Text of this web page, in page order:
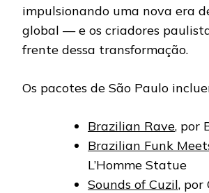
impulsionando uma nova era
global — e os criadores
frente dessa transformação.
Os pacotes de São Paulo
Brazilian Rave, por
Brazilian Funk
L’Homme Statue
Sounds of Cuzil, por